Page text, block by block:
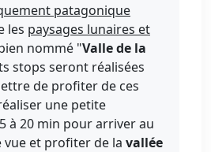
patagonique
les paysages lunaires et
nommé "Valle de la
stops seront réalisées
de profiter de ces
une petite
à 20 min pour arriver au
et profiter de la vallée